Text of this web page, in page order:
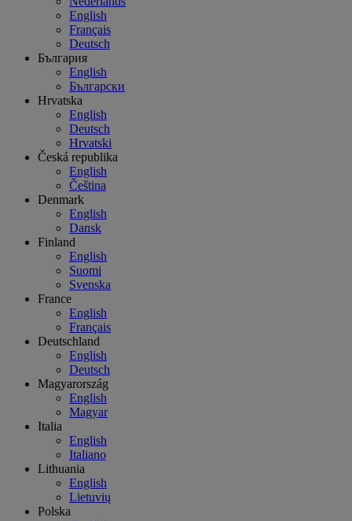
English
Français
Deutsch
България
English
Български
Hrvatska
English
Deutsch
Hrvatski
Česká republika
English
Čeština
Denmark
English
Dansk
Finland
English
Suomi
Svenska
France
English
Français
Deutschland
English
Deutsch
Magyarország
English
Magyar
Italia
English
Italiano
Lithuania
English
Lietuvių
Polska